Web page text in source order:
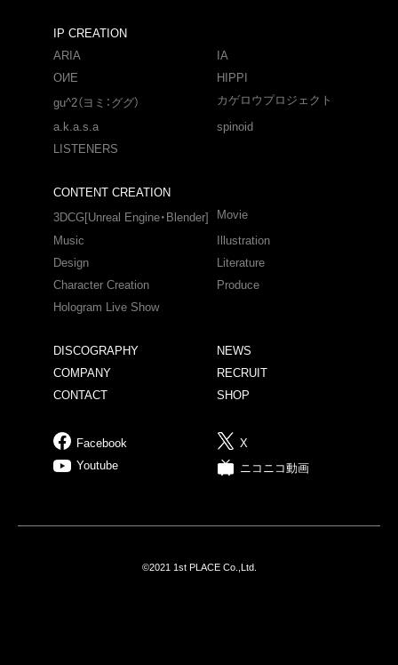
IP CREATION
ARIA
IA
OИE
HIPPI
gu^2（ヨミ：ググ）
カゲロウプロジェクト
a.k.a.s.a
spinoid
LISTENERS
CONTENT CREATION
3DCG[Unreal Engine・Blender]
Movie
Music
Illustration
Design
Literature
Character Creation
Produce
Hologram Live Show
DISCOGRAPHY
NEWS
COMPANY
RECRUIT
CONTACT
SHOP
Facebook
X
Youtube
ニコニコ動画
©2021 1st PLACE Co.,Ltd.